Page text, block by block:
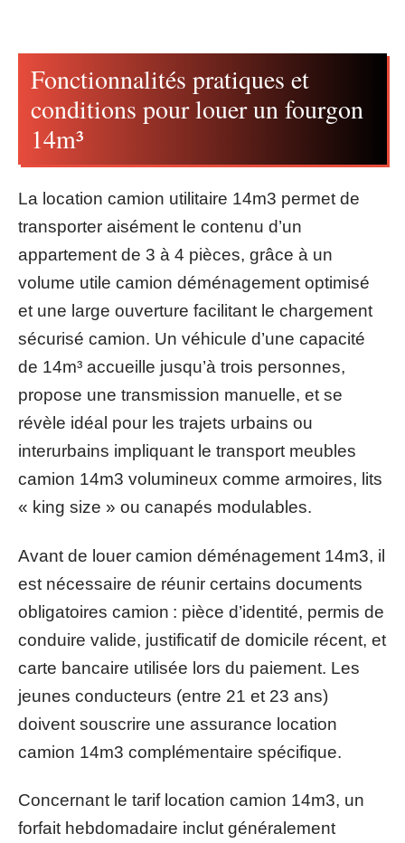
Fonctionnalités pratiques et
conditions pour louer un fourgon
14m³
La location camion utilitaire 14m3 permet de
transporter aisément le contenu d’un
appartement de 3 à 4 pièces, grâce à un
volume utile camion déménagement optimisé
et une large ouverture facilitant le chargement
sécurisé camion. Un véhicule d’une capacité
de 14m³ accueille jusqu’à trois personnes,
propose une transmission manuelle, et se
révèle idéal pour les trajets urbains ou
interurbains impliquant le transport meubles
camion 14m3 volumineux comme armoires, lits
« king size » ou canapés modulables.
Avant de louer camion déménagement 14m3, il
est nécessaire de réunir certains documents
obligatoires camion : pièce d’identité, permis de
conduire valide, justificatif de domicile récent, et
carte bancaire utilisée lors du paiement. Les
jeunes conducteurs (entre 21 et 23 ans)
doivent souscrire une assurance location
camion 14m3 complémentaire spécifique.
Concernant le tarif location camion 14m3, un
forfait hebdomadaire inclut généralement